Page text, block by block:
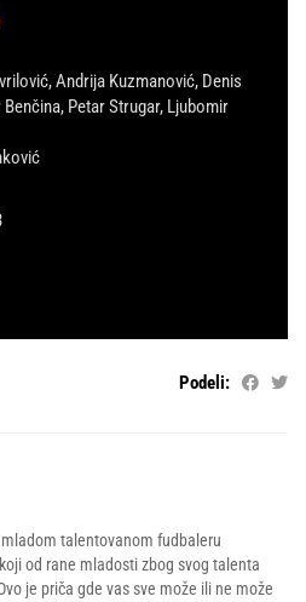
,Andrija Kuzmanović, Denis
Benčina, Petar Strugar, Ljubomir
Podeli:
talentovanom fudbaleru
od rane mladosti zbog svog talenta
je priča gde vas sve može ili ne može